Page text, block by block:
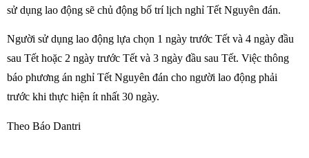
sử dụng lao động sẽ chủ động bố trí lịch nghỉ Tết Nguyên đán.
Người sử dụng lao động lựa chọn 1 ngày trước Tết và 4 ngày đầu
sau Tết hoặc 2 ngày trước Tết và 3 ngày đầu sau Tết. Việc thông
báo phương án nghỉ Tết Nguyên đán cho người lao động phải
trước khi thực hiện ít nhất 30 ngày.
Theo Báo Dantri